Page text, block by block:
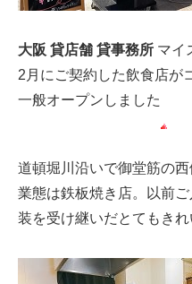
大阪 貸店舗 貸事務所 マイ
2月にご契約した飲食店が
一般オープンしました
道頓堀川沿いで御堂筋の西
業態は鉄板焼き店。以前
装を受け継いだとてもきれ